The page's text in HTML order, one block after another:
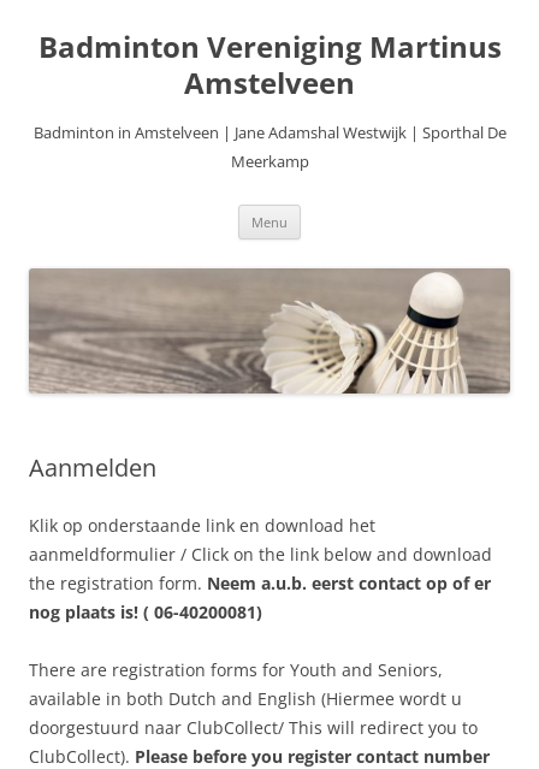
de
inhoud
Badminton Vereniging Martinus
Amstelveen
Badminton in Amstelveen | Jane Adamshal Westwijk | Sporthal De
Meerkamp
Menu
Aanmelden
Klik op onderstaande link en download het
aanmeldformulier / Click on the link below and download
the registration form. Neem a.u.b. eerst contact op of er
nog plaats is! ( 06-40200081)
There are registration forms for Youth and Seniors,
available in both Dutch and English (Hiermee wordt u
doorgestuurd naar ClubCollect/ This will redirect you to
ClubCollect). Please before you register contact number